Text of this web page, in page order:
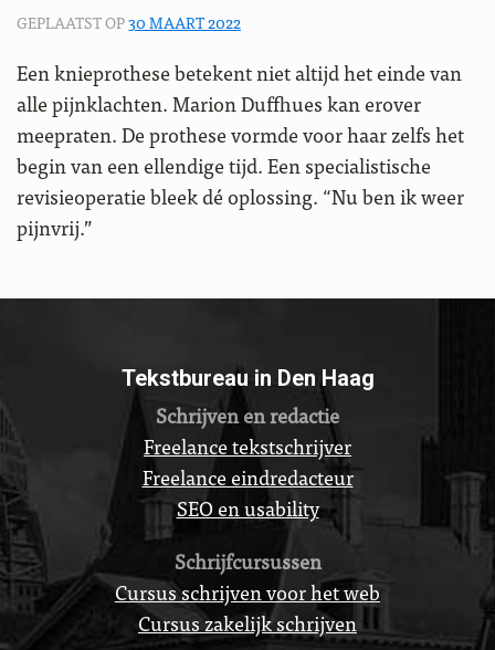
GEPLAATST OP30 MAART 2022
Een knieprothese betekent niet altijd het einde van
alle pijnklachten. Marion Duffhues kan erover
meepraten. De prothese vormde voor haar zelfs het
begin van een ellendige tijd. Een specialistische
revisieoperatie bleek dé oplossing. “Nu ben ik weer
pijnvrij.”
Tekstbureau in Den Haag
Schrijven en redactie
Freelance tekstschrijver
Freelance eindredacteur
SEO en usability
Schrijfcursussen
Cursus schrijven voor het web
Cursus zakelijk schrijven